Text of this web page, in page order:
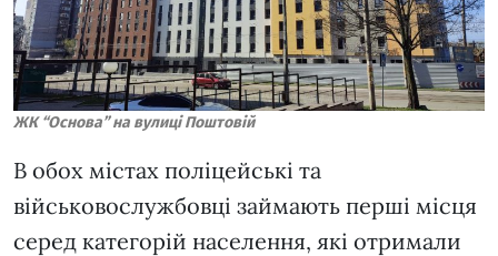
ЖК “Основа” на вулиці Поштовій
В обох містах поліцейські та
військовослужбовці займають перші місця
серед категорій населення, які отримали